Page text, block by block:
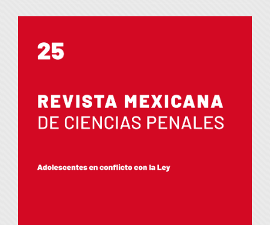
lateral
del